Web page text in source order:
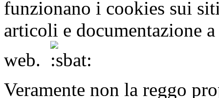
funzionano i cookies sui
articoli e documentazione
web.
Veramente non la reggo